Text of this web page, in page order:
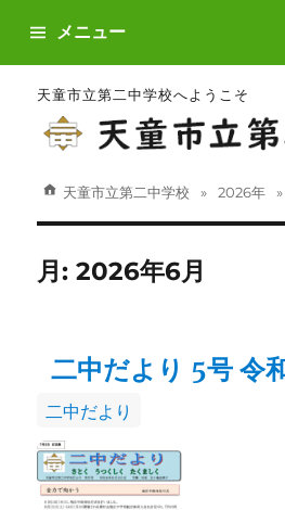
天童市立第二中学校へようこそ
メニュー
天童市立第二中学校 2026年
月:2026年6月
二中だより 5号 令
カ
テ
ゴ
リ
二中だより